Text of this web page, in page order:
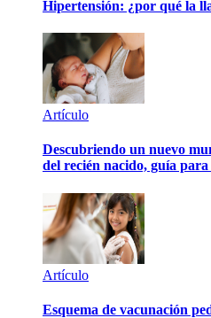
Hipertensión: ¿por qué la
Artículo
Descubriendo un nuevo
del recién nacido, guía
Artículo
Esquema de vacunación